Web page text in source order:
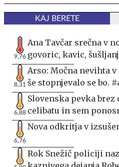
KAJ BERETE
9,76
Ana Tavčar srečna v
govoric, kavic,
8,31
Arso: Močna nevihta
še stopnjevalo se bo.
6,88
Slovenska pevka brez
celibatu in sem
6,76
Nova odkritja v
Rok Snežič policiji